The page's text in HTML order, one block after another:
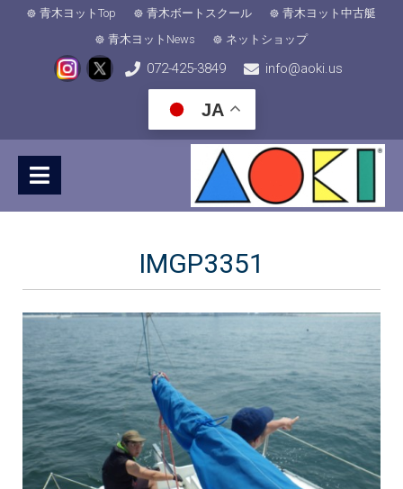
青木ヨットTop 青木ボートスクール
青木ヨット中古艇
青木ヨットNews
ネットショップ
072-425-3849 info@aoki.us
JA
IMGP3351